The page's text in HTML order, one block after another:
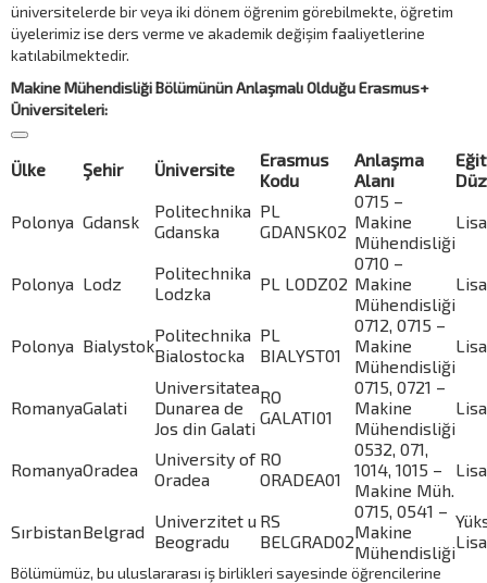
üniversitelerde bir veya iki dönem öğrenim görebilmekte, öğretim
üyelerimiz ise ders verme ve akademik değişim faaliyetlerine
katılabilmektedir.
Makine Mühendisliği Bölümünün Anlaşmalı Olduğu Erasmus+
Üniversiteleri:
Ülke Şehir Üniversite
Erasmus
Kodu
Anlaşma
Alanı
Polonya Gdansk
Politechnika
Gdanska
PL
GDANSK02
0715 –
Makine
Mühendisliği
Polonya Lodz
Politechnika
Lodzka
PL LODZ02
0710 –
Makine
Mühendisliği
Polonya Bialystok
Politechnika
Bialostocka
PL
BIALYST01
0712, 0715 –
Makine
Mühendisliği
RomanyaGalati
Universitatea
Dunarea de
Jos din Galati
RO
GALATI01
0715, 0721 –
Makine
Mühendisliği
RomanyaOradea
University of
Oradea
RO
ORADEA01
0532, 071,
1014, 1015 –
Makine Müh.
SırbistanBelgrad
Univerzitet u
Beogradu
RS
BELGRAD02
0715, 0541 –
Makine
Mühendisliği
Bölümümüz, bu uluslararası iş birlikleri sayesinde öğrencilerine